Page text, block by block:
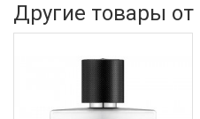
Другие товары от